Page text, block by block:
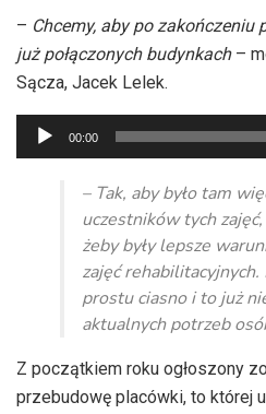
– Chcemy, aby po zakończeniu
już połączonych budynkach–
Sącza, Jacek Lelek.
Odtwarzacz
plików
dźwiękowych
00:00
– Tak, aby było tam
uczestników tych
żeby były lepsze
zajęć
prostu ciasno i to już
aktualnych potrzeb
Z początkiem roku ogłoszony
przebudowę placówki, to której